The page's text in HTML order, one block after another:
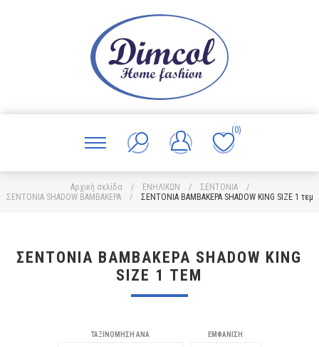
(0)
Αρχική σελίδα / ΕΝΗΛΙΚΩΝ / ΣΕΝΤΟΝΙΑ
/
ΣΕΝΤΟΝΙΑ SHADOW ΒΑΜΒΑΚΕΡΑ
/ ΣΕΝΤΟΝΙΑ ΒΑΜΒΑΚΕΡΑ SHADOW KING SIZE 1 τεμ
ΣΕΝΤΟΝΙΑ ΒΑΜΒΑΚΕΡΑ SHADOW KING
SIZE 1 ΤΕΜ
ΤΑΞΙΝΌΜΗΣΗ ΑΝΆ ΕΜΦΆΝΙΣΗ